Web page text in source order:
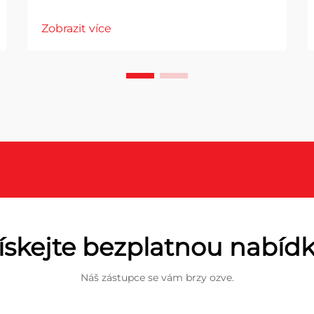
Zobrazit více
bezplatnou
Náš zástupce se vám brzy ozve.